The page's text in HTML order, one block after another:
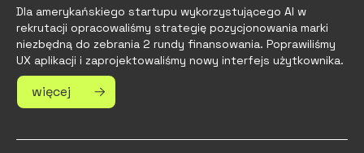
Dla amerykańskiego startupu wykorzystującego AI w
rekrutacji opracowaliśmy strategię pozycjonowania marki
niezbędną do zebrania 2 rundy finansowania. Poprawiliśmy
UX aplikacji i zaprojektowaliśmy nowy interfejs użytkownika.
więcej